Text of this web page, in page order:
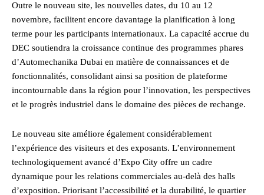
Outre le nouveau site, les nouvelles dates, du 10 au 12
novembre, facilitent encore davantage la planification à long
terme pour les participants internationaux. La capacité accrue du
DEC soutiendra la croissance continue des programmes phares
d’Automechanika Dubai en matière de connaissances et de
fonctionnalités, consolidant ainsi sa position de plateforme
incontournable dans la région pour l’innovation, les perspectives
et le progrès industriel dans le domaine des pièces de rechange.
Le nouveau site améliore également considérablement
l’expérience des visiteurs et des exposants. L’environnement
technologiquement avancé d’Expo City offre un cadre
dynamique pour les relations commerciales au-delà des halls
d’exposition. Priorisant l’accessibilité et la durabilité, le quartier